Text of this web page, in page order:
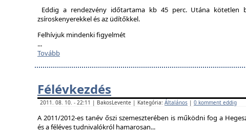
Eddig a rendezvény időtartama kb 45 perc. Utána kötetlen
zsíroskenyerekkel és az üdítőkkel.
Felhívjuk mindenki figyelmét
...
Tovább
Félévkezdés
2011. 08. 10. - 22:11 | BakosLevente | Kategória: Általános | 0 komment eddig
A 2011/2012-es tanév őszi szemeszterében is működni fog a
és a féléves tudnivalókról hamarosan...